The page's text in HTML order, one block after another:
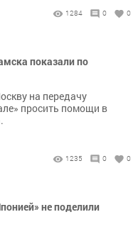
1284 0 0
показали по
на передачу
просить помощи в
1235 0 0
не поделили